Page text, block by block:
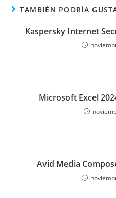
TAMBIÉN PODRÍA
Kaspersky Internet
Microsoft Excel
Avid Media